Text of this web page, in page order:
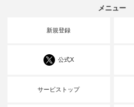
メニュー
新規登録
公式X
サービストップ